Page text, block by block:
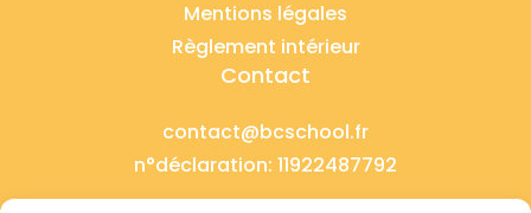
Mentions légales
Règlement intérieur
Contact
contact@bcschool.fr
n°déclaration: 11922487792